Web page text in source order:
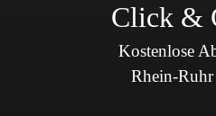
Click &
Kostenlose
Rhein-